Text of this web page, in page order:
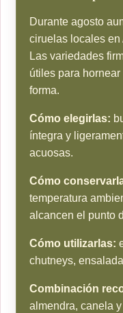
Durante agosto
ciruelas locales en
Las variedades
útiles para
forma.
Cómo elegirlas:
íntegra y
acuosas.
Cómo
temperatura
alcancen el punto
Cómo utilizarlas:
chutneys,
Combinación
almendra, canela